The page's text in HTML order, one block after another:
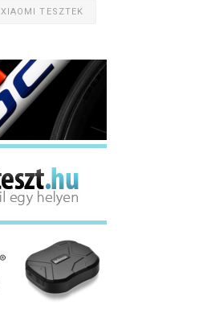
XIAOMI TESZTEK